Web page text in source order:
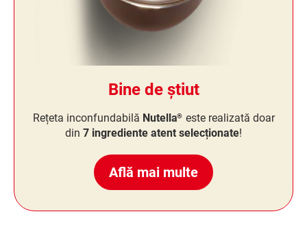
Bine de știut
Rețeta inconfundabilă Nutella® este realizată doar
din 7 ingrediente atent selecționate!
Află mai multe